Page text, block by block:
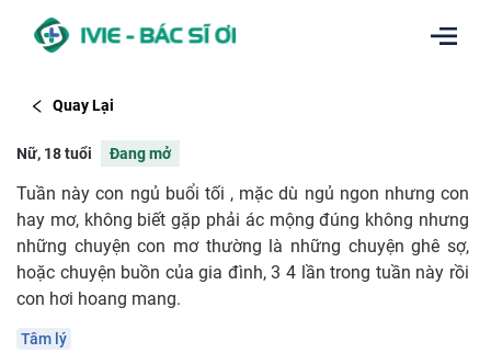
Quay Lại
Nữ, 18 tuổi Đang mở
Tuần này con ngủ buổi tối , mặc dù ngủ ngon nhưng con
hay mơ, không biết gặp phải ác mộng đúng không nhưng
những chuyện con mơ thường là những chuyện ghê sợ,
hoặc chuyện buồn của gia đình, 3 4 lần trong tuần này rồi
con hơi hoang mang.
Tâm lý